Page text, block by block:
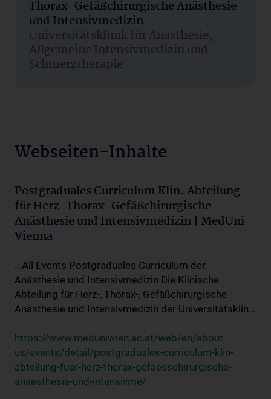
Thorax-Gefäßchirurgische Anästhesie
und Intensivmedizin
Universitätsklinik für Anästhesie,
Allgemeine Intensivmedizin und
Schmerztherapie
Webseiten-Inhalte
Postgraduales Curriculum Klin. Abteilung
für Herz-Thorax-Gefäßchirurgische
Anästhesie und Intensivmedizin | MedUni
Vienna
...All Events Postgraduales Curriculum der
Anästhesie und Intensivmedizin Die Klinische
Abteilung für Herz-, Thorax-, Gefäßchirurgische
Anästhesie und Intensivmedizin der Universitätsklin...
https://www.meduniwien.ac.at/web/en/about-
us/events/detail/postgraduales-curriculum-klin-
abteilung-fuer-herz-thorax-gefaesschirurgische-
anaesthesie-und-intensivme/